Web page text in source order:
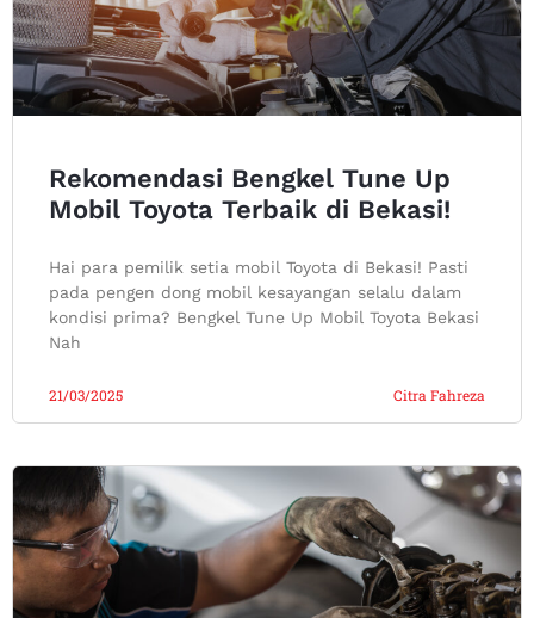
Rekomendasi Bengkel Tune Up
Mobil Toyota Terbaik di Bekasi!
Hai para pemilik setia mobil Toyota di Bekasi! Pasti
pada pengen dong mobil kesayangan selalu dalam
kondisi prima? Bengkel Tune Up Mobil Toyota Bekasi
Nah
Citra Fahreza
21/03/2025